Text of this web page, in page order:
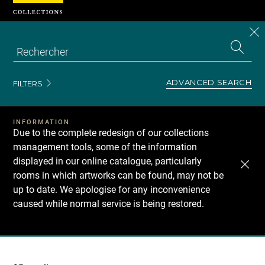
FILTERS ADVANCED SEARCH
INFORMATION
Due to the complete redesign of our collections
management tools, some of the information
displayed in our online catalogue, particularly
rooms in which artworks can be found, may not be
up to date. We apologise for any inconvenience
caused while normal service is being restored.
Recherche
Cookies management panel